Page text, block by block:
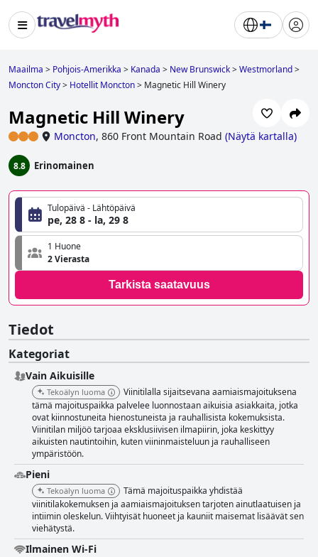
Maailma > Pohjois-Amerikka > Kanada > New Brunswick>Westmorland>
Moncton City> Hotellit Moncton> Magnetic Hill Winery
Magnetic Hill Winery
Moncton, 860 Front Mountain Road (Näytä kartalla)
8.8 Erinomainen
Tulopäivä - Lähtöpäivä
pe, 28 8 - la, 29 8
1 Huone
2 Vierasta
Tarkista saatavuus
Tiedot
Kategoriat
Vain Aikuisille
Tekoälyn luoma
Viinitilalla sijaitsevana aamiaismajoituksena
tämä majoituspaikka palvelee luonnostaan aikuisia asiakkaita, jotka
ovat kiinnostuneita hienostuneista ja rauhallisista kokemuksista.
Viinitilan miljöö tarjoaa eksklusiivisen ilmapiirin, joka keskittyy
aikuisten nautintoihin, kuten viininmaisteluun ja rauhalliseen
ympäristöön.
Pieni
Tekoälyn luoma
Tämä majoituspaikka yhdistää
viinitilakokemuksen ja aamiaismajoituksen tarjoten ainutlaatuisen ja
intiimin oleskelun. Viihtyisät huoneet ja kauniit maisemat lisäävät sen
viehätystä.
Ilmainen Wi-Fi